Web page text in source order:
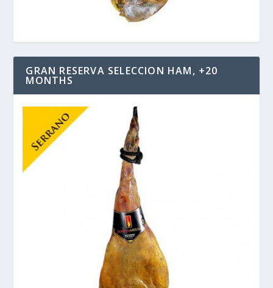
GRAN RESERVA SELECCION HAM, +20
MONTHS